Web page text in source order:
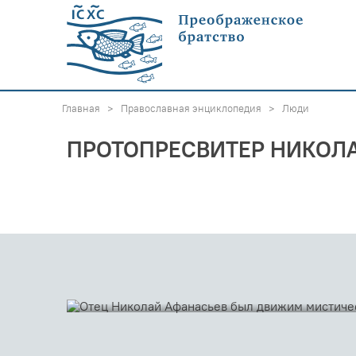
Главная > Православная энциклопедия > Люди
ПРОТОПРЕСВИТЕР
ОТЕЦ НИКОЛАЙ